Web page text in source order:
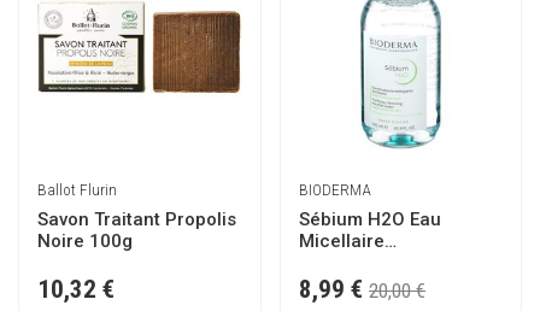
Ballot Flurin
Savon Traitant Propolis
Noire 100g
10,32 €
BIODERMA
Sébium H2O Eau
Micellaire
Nettoyante
8,99 € 20,00 €